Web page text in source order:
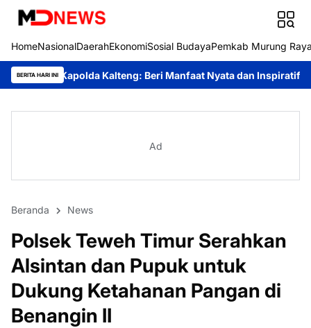
HomeNasionalDaerahEkonomiSosial BudayaPemkab Murung
BERITA HARI INI
Kalteng: Beri Manfaat Nyata dan Inspiratif Bagi Siswa di
Ad
Beranda News
Polsek Teweh Timur Serahkan
Alsintan dan Pupuk untuk
Dukung Ketahanan Pangan di
Benangin II